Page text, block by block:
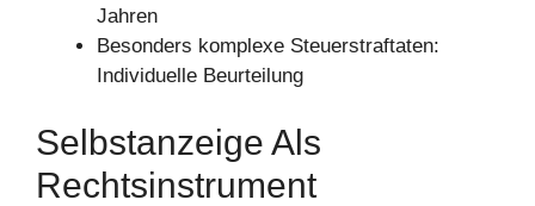
Jahren
Besonders komplexe Steuerstraftaten:
Individuelle Beurteilung
Selbstanzeige Als
Rechtsinstrument